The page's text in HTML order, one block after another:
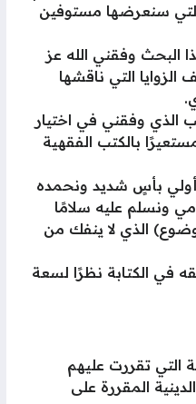
سنعرضها مستوفين
البحث وفقني الله عز
التي ناقشها
الذي وفقني في اختيار
بالكتب الفقهية
أولي بأسٍ شديد ونحمده
ونسلم عليه سلامًا
الذي لا ينفك من
في الكتابة نظرًا لسعة
التي تقررت عليهم
المقررة على